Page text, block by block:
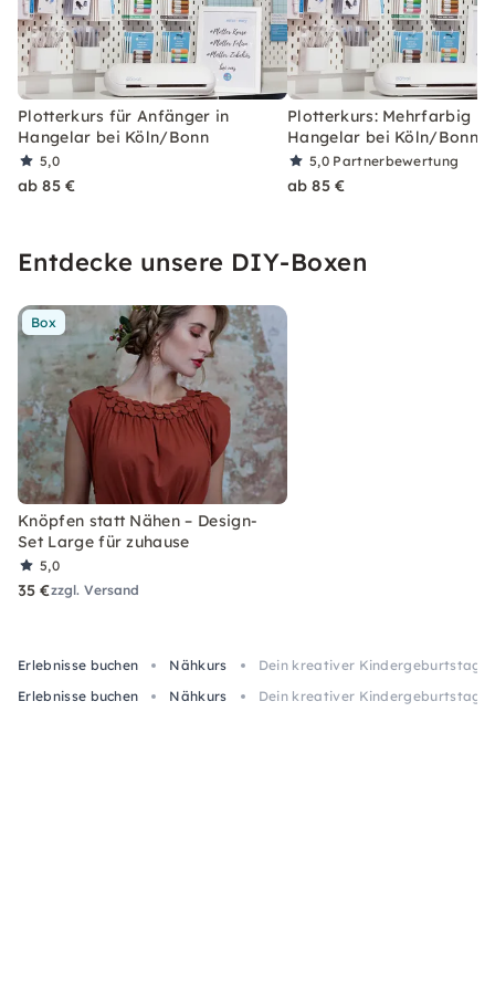
Plotterkurs für Anfänger in
Hangelar bei Köln/Bonn
5,0
ab 85 €
Plotterkurs: Mehrfarbig
Hangelar bei Köln/Bonn
5,0 Partnerbewertung
ab 85 €
Entdecke unsere DIY-Boxen
Box
Knöpfen statt Nähen – Design-
Set Large für zuhause
5,0
35 €zzgl. Versand
Erlebnisse buchen Nähkurs
Dein kreativer Kindergeburtstag
Erlebnisse buchen
Nähkurs Dein kreativer Kindergeburtstag